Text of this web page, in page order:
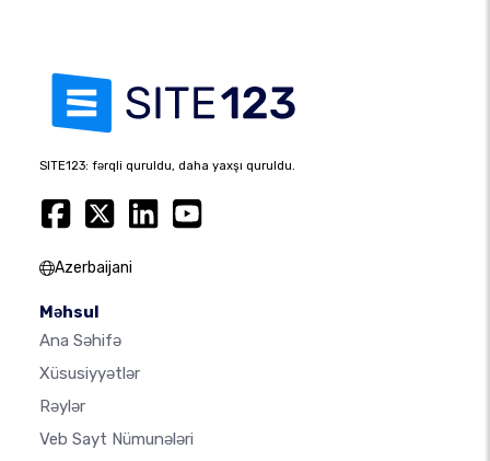
SITE123: fərqli quruldu, daha yaxşı quruldu.
Azerbaijani
Məhsul
Ana Səhifə
Xüsusiyyətlər
Rəylər
Veb Sayt Nümunələri